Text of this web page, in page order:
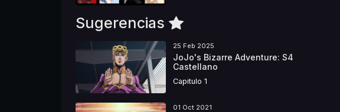
Sugerencias
25 Feb 2025
JoJo's Bizarre Adventure: S4
Castellano
Capitulo 1
01 Oct 2021